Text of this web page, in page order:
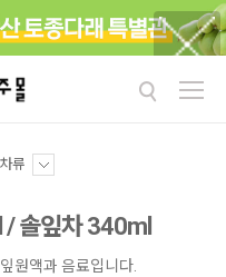
류
솔잎차 340ml
원액과 음료입니다.